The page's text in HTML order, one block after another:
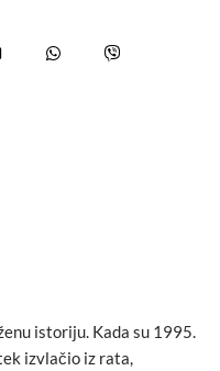
istoriju. Kada su 1995.
izvlačio iz rata,